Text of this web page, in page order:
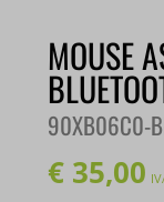
MOUSE
90XB06C0-
€ 35,00